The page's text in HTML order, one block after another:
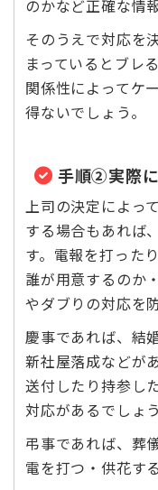
のかなど正確な情
そのうえで対応を
まっているとブレ
関係性によってケ
得ないでしょう。
手順②実際
上司の決定によっ
する場合もあれば
す。電報を打った
誰が用意するのか
やダブりの対応を
慶事であれば、結
新社屋落成などが
送付したり持参し
対応があるでしょう
弔事であれば、葬
電を打つ・供花す